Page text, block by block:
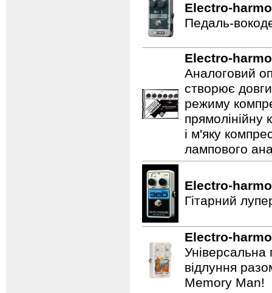
Electro-
Педаль-
Electro-
Аналоговий
створює
режиму
прямолінійну
і м'яку
лампового
Electro-
Гітарний
Electro-
Універсальна
відлуння
Memory Man!